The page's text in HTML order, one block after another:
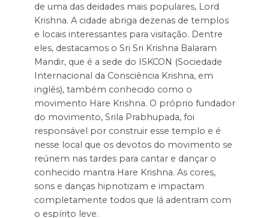
de uma das deidades mais populares, Lord
Krishna. A cidade abriga dezenas de templos
e locais interessantes para visitação. Dentre
eles, destacamos o Sri Sri Krishna Balaram
Mandir, que é a sede do ISKCON (Sociedade
Internacional da Consciência Krishna, em
inglês), também conhecido como o
movimento Hare Krishna. O próprio fundador
do movimento, Srila Prabhupada, foi
responsável por construir esse templo e é
nesse local que os devotos do movimento se
reúnem nas tardes para cantar e dançar o
conhecido mantra Hare Krishna. As cores,
sons e danças hipnotizam e impactam
completamente todos que lá adentram com
o espírito leve.